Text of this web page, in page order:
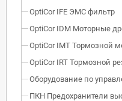
OptiCor IFE ЭМС фильтр
OptiCor IDM Моторные
OptiCor IМТ Тормозной
OptiCor IRT Тормозной
Оборудование по
ПКН Предохранители